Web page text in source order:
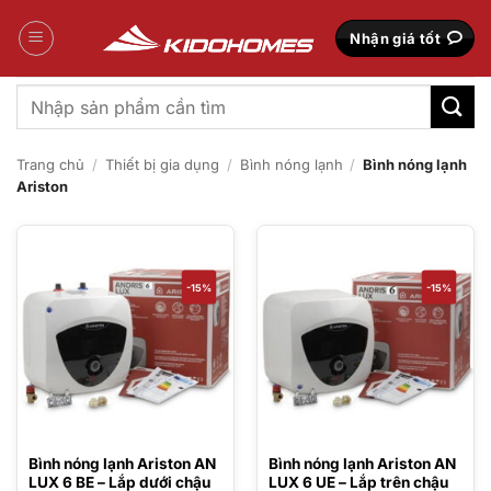
qua
Nhận giá tốt
Tìm
kiếm:
Trang chủ / Thiết bị gia dụng / Bình nóng lạnh / Bình nóng lạnh
Ariston
-15%
Bình nóng lạnh Ariston AN
LUX 6 BE – Lắp dưới chậu
-15%
Bình nóng lạnh Ariston AN
LUX 6 UE – Lắp trên chậu